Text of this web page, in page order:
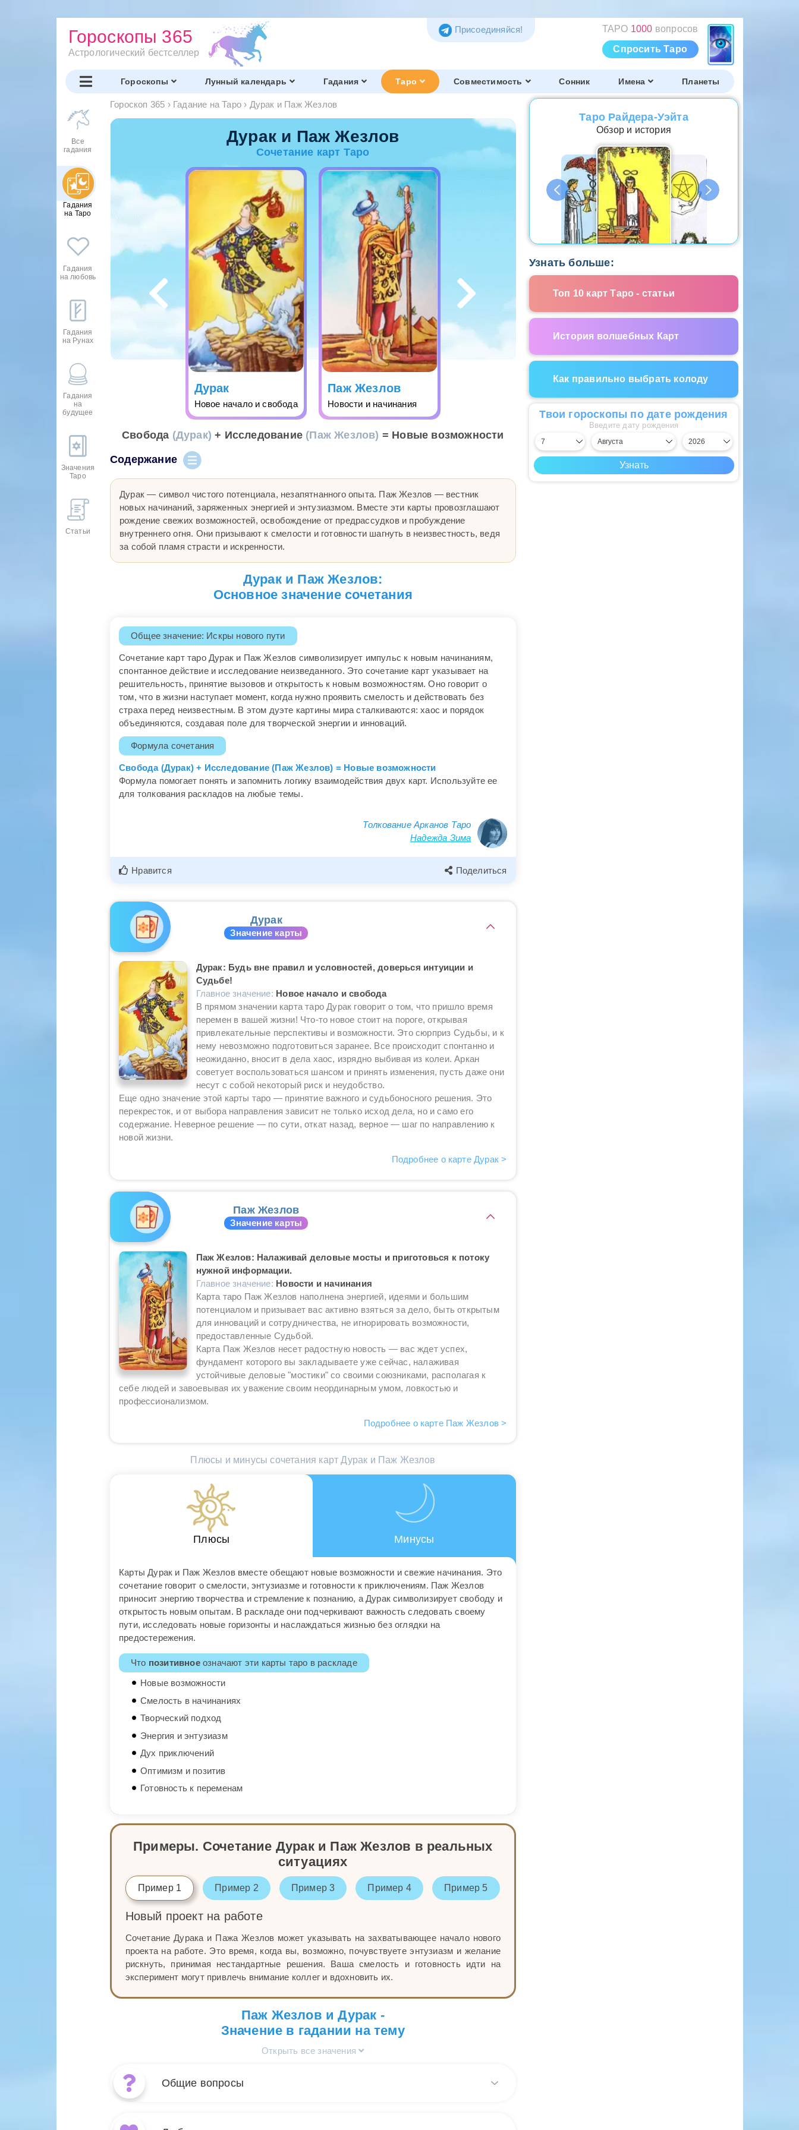
Гороскопы 365
Астрологический бестселлер
ТАРО 1000 вопросов
Спросить Таро
Присоединяйся!
Гороскопы Лунный календарь Гадания Таро Совместимость Сонник Имена Планеты
Все
гадания
Гадания
на Таро
Гадания
на любовь
Гадания
на Рунах
Гадания
на
будущее
Значения
Таро
Статьи
Гороскоп 365 › Гадание на Таро › Дурак и Паж Жезлов
Дурак и Паж Жезлов
Сочетание карт Таро
Дурак
Новое начало и свобода
Паж Жезлов
Новости и начинания
Свобода (Дурак) + Исследование (Паж Жезлов) = Новые возможности
Содержание
Дурак — символ чистого потенциала, незапятнанного опыта. Паж Жезлов — вестник
новых начинаний, заряженных энергией и энтузиазмом. Вместе эти карты провозглашают
рождение свежих возможностей, освобождение от предрассудков и пробуждение
внутреннего огня. Они призывают к смелости и готовности шагнуть в неизвестность, ведя
за собой пламя страсти и искренности.
Дурак и Паж Жезлов:
Основное значение сочетания
Общее значение: Искры нового пути
Сочетание карт таро Дурак и Паж Жезлов символизирует импульс к новым начинаниям,
спонтанное действие и исследование неизведанного. Это сочетание карт указывает на
решительность, принятие вызовов и открытость к новым возможностям. Оно говорит о
том, что в жизни наступает момент, когда нужно проявить смелость и действовать без
страха перед неизвестным. В этом дуэте картины мира сталкиваются: хаос и порядок
объединяются, создавая поле для творческой энергии и инноваций.
Формула сочетания
Свобода (Дурак) + Исследование (Паж Жезлов) = Новые возможности
Формула помогает понять и запомнить логику взаимодействия двух карт. Используйте ее
для толкования раскладов на любые темы.
Толкование Арканов Таро
Надежда Зима
Нравится Поделиться
Дурак
Значение карты
Дурак: Будь вне правил и условностей, доверься интуиции и
Судьбе!
Главное значение: Новое начало и свобода
В прямом значении карта таро Дурак говорит о том, что пришло время
перемен в вашей жизни! Что-то новое стоит на пороге, открывая
привлекательные перспективы и возможности. Это сюрприз Судьбы, и к
нему невозможно подготовиться заранее. Все происходит спонтанно и
неожиданно, вносит в дела хаос, изрядно выбивая из колеи. Аркан
советует воспользоваться шансом и принять изменения, пусть даже они
несут с собой некоторый риск и неудобство.
Еще одно значение этой карты таро — принятие важного и судьбоносного решения. Это
перекресток, и от выбора направления зависит не только исход дела, но и само его
содержание. Неверное решение — по сути, откат назад, верное — шаг по направлению к
новой жизни.
Подробнее о карте Дурак >
Паж Жезлов
Значение карты
Паж Жезлов: Налаживай деловые мосты и приготовься к потоку
нужной информации.
Главное значение: Новости и начинания
Карта таро Паж Жезлов наполнена энергией, идеями и большим
потенциалом и призывает вас активно взяться за дело, быть открытым
для инноваций и сотрудничества, не игнорировать возможности,
предоставленные Судьбой.
Карта Паж Жезлов несет радостную новость — вас ждет успех,
фундамент которого вы закладываете уже сейчас, налаживая
устойчивые деловые "мостики" со своими союзниками, располагая к
себе людей и завоевывая их уважение своим неординарным умом, ловкостью и
профессионализмом.
Подробнее о карте Паж Жезлов >
Плюсы и минусы сочетания карт Дурак и Паж Жезлов
Плюсы Минусы
Карты Дурак и Паж Жезлов вместе обещают новые возможности и свежие начинания. Это
сочетание говорит о смелости, энтузиазме и готовности к приключениям. Паж Жезлов
приносит энергию творчества и стремление к познанию, а Дурак символизирует свободу и
открытость новым опытам. В раскладе они подчеркивают важность следовать своему
пути, исследовать новые горизонты и наслаждаться жизнью без оглядки на
предостережения.
Что позитивноеозначают эти карты таро в раскладе
Новые возможности
Смелость в начинаниях
Творческий подход
Энергия и энтузиазм
Дух приключений
Оптимизм и позитив
Готовность к переменам
Примеры. Сочетание Дурак и Паж Жезлов в реальных
ситуациях
Пример 1 Пример 2 Пример 3 Пример 4 Пример 5
Новый проект на работе
Сочетание Дурака и Пажа Жезлов может указывать на захватывающее начало нового
проекта на работе. Это время, когда вы, возможно, почувствуете энтузиазм и желание
рискнуть, принимая нестандартные решения. Ваша смелость и готовность идти на
эксперимент могут привлечь внимание коллег и вдохновить их.
Паж Жезлов и Дурак -
Значение в гадании на тему
Открыть все значения
Общие вопросы
Таро Тота Таро Райдера-Уэйта
Обзор и история
Узнать больше:
Топ 10 карт Таро - статьи
История волшебных Карт
Как правильно выбрать колоду
Твои гороскопы по дате рождения
Введите дату рождения